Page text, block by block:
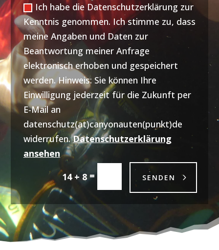
Ich habe die Datenschutzerklärung zur
Kenntnis genommen. Ich stimme zu, dass
meine Angaben und Daten zur
Beantwortung meiner Anfrage
elektronisch erhoben und gespeichert
werden. Hinweis: Sie können Ihre
Einwilligung jederzeit für die Zukunft per
E-Mail an
datenschutz(at)canyonauten(punkt)de
widerrufen.Datenschutzerklärung
ansehen
14 + 8= SENDEN